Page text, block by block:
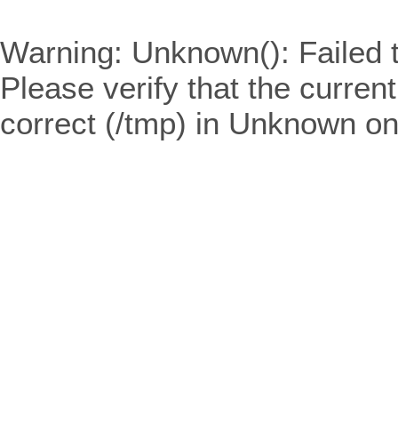
Warning: Unknown(): Failed
Please verify that the
correct (/tmp) in Unknown